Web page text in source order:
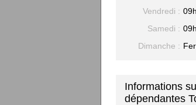
Vendredi :
Samedi :
Dimanche :
Informations
dépendantes